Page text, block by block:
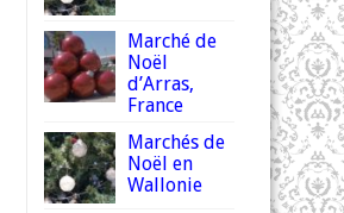
Marché de
Noël
d’Arras,
France
Marchés de
Noël en
Wallonie